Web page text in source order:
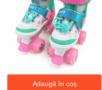
Adaugă în coș